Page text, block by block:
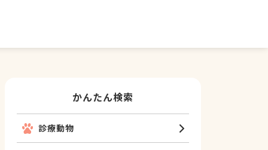
かんたん検索
診療動物